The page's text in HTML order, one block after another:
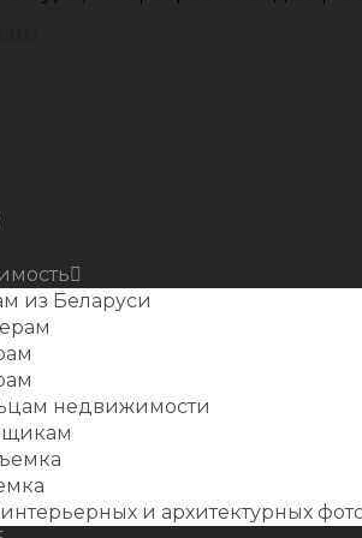
из Беларуси
недвижимости
и архитектурных